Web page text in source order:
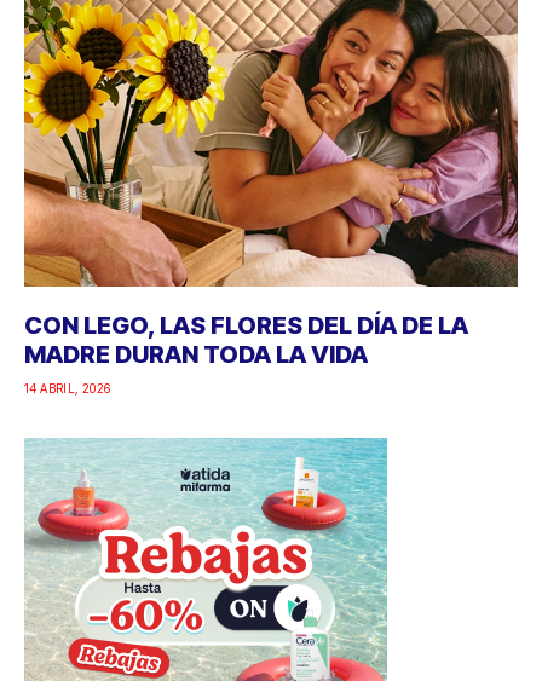
CON LEGO, LAS FLORES DEL DÍA DE LA
MADRE DURAN TODA LA VIDA
14 ABRIL, 2026